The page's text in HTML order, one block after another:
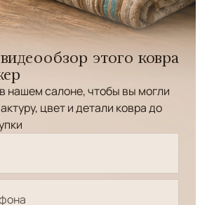
этого ковра
нашем салоне, чтобы вы могли
цвет и детали ковра до